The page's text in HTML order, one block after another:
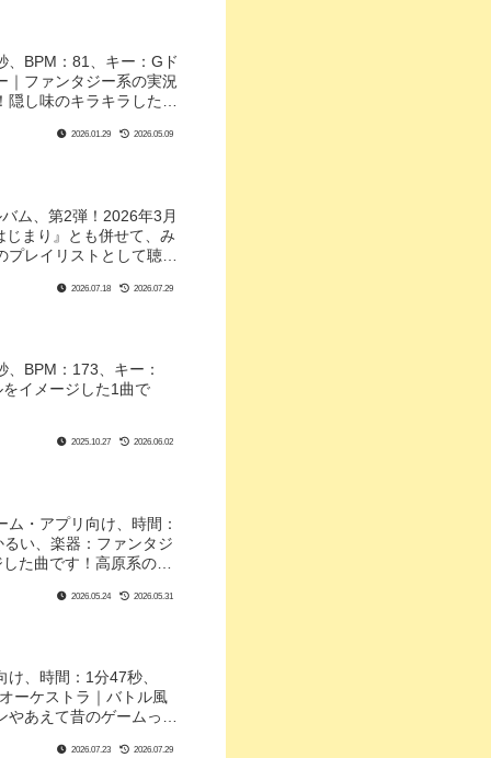
、BPM：81、キー：Gド
｜ファンタジー系の実況
し味のキラキラしたオ
2026.01.29 2026.05.09
ム、第2弾！2026年3月
まり』とも併せて、み
レイリストとして聴い
2026.07.18 2026.07.29
BPM：173、キー：
イメージした1曲で
2025.10.27 2026.06.02
・アプリ向け、時間：
い、楽器：ファンタジ
た曲です！高原系の
2026.05.24 2026.05.31
、時間：1分47秒、
ーケストラ｜バトル風
あえて昔のゲームっぽ
2026.07.23 2026.07.29